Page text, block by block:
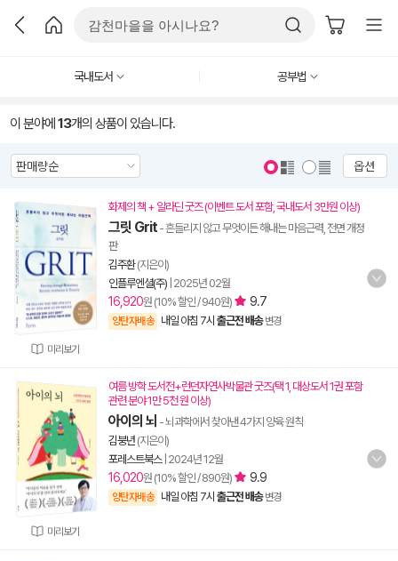
국내도서 공부법
이 분야에 13개의 상품이 있습니다.
옵션
미리보기
화제의 책 + 알라딘 굿즈 (이벤트 도서 포함, 국내도서 3만원 이상)
그릿 Grit - 흔들리지 않고 무엇이든 해내는 마음근력, 전면 개정
판
김주환(지은이)
인플루엔셜(주) 2025년 02월
16,920원 (10% 할인 / 940원) 9.7
양탄자배송 내일 아침 7시 출근전 배송 변경
미리보기
여름 방학 도서전+런던자연사박물관 굿즈(택 1, 대상도서 1권 포함
관련 분야 1만 5천 원 이상)
아이의 뇌 - 뇌과학에서 찾아낸 4가지 양육 원칙
김붕년 (지은이)
포레스트북스| 2024년 12월
16,020원 (10% 할인 / 890원) 9.9
양탄자배송 내일 아침 7시 출근전 배송 변경